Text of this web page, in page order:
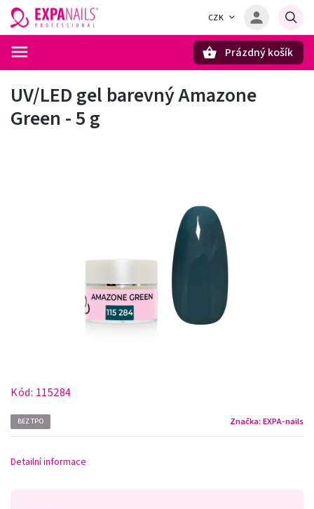
CZK
Prázdný košík
UV/LED gel barevný Amazone
Green - 5 g
Kód: 115284
BEZ TPO Značka: EXPA-nails
Detailní informace